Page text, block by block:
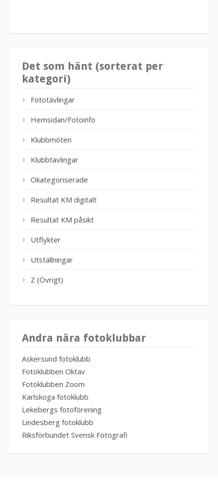
Det som hänt (sorterat per
kategori)
Fototävlingar
Hemsidan/Fotoinfo
Klubbmöten
Klubbtävlingar
Okategoriserade
Resultat KM digitalt
Resultat KM påsikt
Utflykter
Utställningar
Z (Övrigt)
Andra nära fotoklubbar
Askersund fotoklubb
Fotoklubben Oktav
Fotoklubben Zoom
Karlskoga fotoklubb
Lekebergs fotoförening
Lindesberg fotoklubb
Riksförbundet Svensk Fotografi